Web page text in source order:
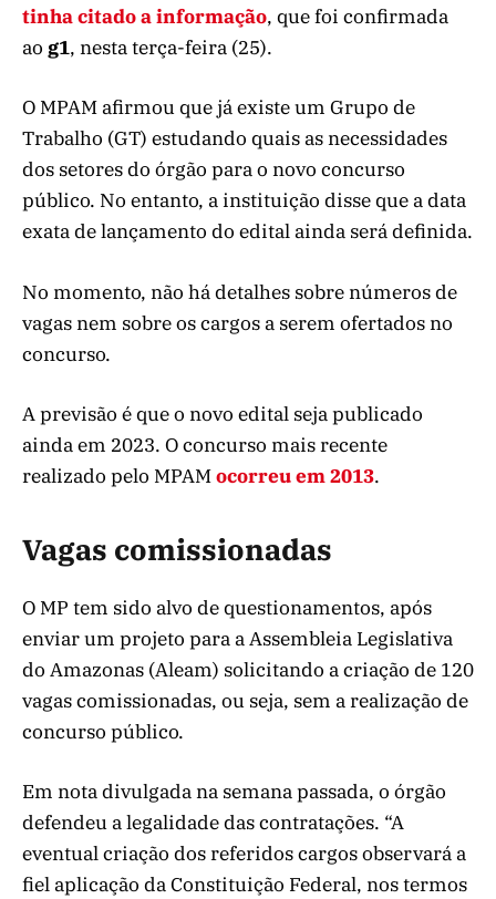
tinha citado a informação, que foi confirmada
ao g1, nesta terça-feira (25).
O MPAM afirmou que já existe um Grupo de
Trabalho (GT) estudando quais as necessidades
dos setores do órgão para o novo concurso
público. No entanto, a instituição disse que a data
exata de lançamento do edital ainda será definida.
No momento, não há detalhes sobre números de
vagas nem sobre os cargos a serem ofertados no
concurso.
A previsão é que o novo edital seja publicado
ainda em 2023. O concurso mais recente
realizado pelo MPAMocorreu em 2013.
Vagas comissionadas
O MP tem sido alvo de questionamentos, após
enviar um projeto para a Assembleia Legislativa
do Amazonas (Aleam) solicitando a criação de 120
vagas comissionadas, ou seja, sem a realização de
concurso público.
Em nota divulgada na semana passada, o órgão
defendeu a legalidade das contratações. “A
eventual criação dos referidos cargos observará a
fiel aplicação da Constituição Federal, nos termos